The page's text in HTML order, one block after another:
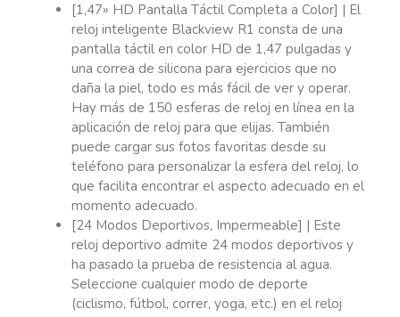
[1,47» HD Pantalla Táctil Completa a Color] | El
reloj inteligente Blackview R1 consta de una
pantalla táctil en color HD de 1,47 pulgadas y
una correa de silicona para ejercicios que no
daña la piel, todo es más fácil de ver y operar.
Hay más de 150 esferas de reloj en línea en la
aplicación de reloj para que elijas. También
puede cargar sus fotos favoritas desde su
teléfono para personalizar la esfera del reloj, lo
que facilita encontrar el aspecto adecuado en el
momento adecuado.
[24 Modos Deportivos, Impermeable] | ‍Este
reloj deportivo admite 24 modos deportivos y
ha pasado la prueba de resistencia al agua.
Seleccione cualquier modo de deporte
(ciclismo, fútbol, correr, yoga, etc.) en el reloj